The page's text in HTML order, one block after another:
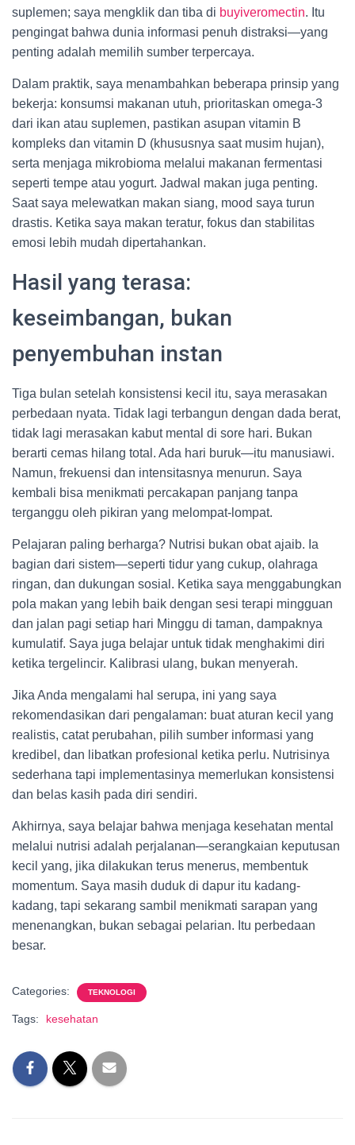
suplemen; saya mengklik dan tiba di buyiveromectin. Itu
pengingat bahwa dunia informasi penuh distraksi—yang
penting adalah memilih sumber terpercaya.
Dalam praktik, saya menambahkan beberapa prinsip yang
bekerja: konsumsi makanan utuh, prioritaskan omega-3
dari ikan atau suplemen, pastikan asupan vitamin B
kompleks dan vitamin D (khususnya saat musim hujan),
serta menjaga mikrobioma melalui makanan fermentasi
seperti tempe atau yogurt. Jadwal makan juga penting.
Saat saya melewatkan makan siang, mood saya turun
drastis. Ketika saya makan teratur, fokus dan stabilitas
emosi lebih mudah dipertahankan.
Hasil yang terasa:
keseimbangan, bukan
penyembuhan instan
Tiga bulan setelah konsistensi kecil itu, saya merasakan
perbedaan nyata. Tidak lagi terbangun dengan dada berat,
tidak lagi merasakan kabut mental di sore hari. Bukan
berarti cemas hilang total. Ada hari buruk—itu manusiawi.
Namun, frekuensi dan intensitasnya menurun. Saya
kembali bisa menikmati percakapan panjang tanpa
terganggu oleh pikiran yang melompat-lompat.
Pelajaran paling berharga? Nutrisi bukan obat ajaib. Ia
bagian dari sistem—seperti tidur yang cukup, olahraga
ringan, dan dukungan sosial. Ketika saya menggabungkan
pola makan yang lebih baik dengan sesi terapi mingguan
dan jalan pagi setiap hari Minggu di taman, dampaknya
kumulatif. Saya juga belajar untuk tidak menghakimi diri
ketika tergelincir. Kalibrasi ulang, bukan menyerah.
Jika Anda mengalami hal serupa, ini yang saya
rekomendasikan dari pengalaman: buat aturan kecil yang
realistis, catat perubahan, pilih sumber informasi yang
kredibel, dan libatkan profesional ketika perlu. Nutrisinya
sederhana tapi implementasinya memerlukan konsistensi
dan belas kasih pada diri sendiri.
Akhirnya, saya belajar bahwa menjaga kesehatan mental
melalui nutrisi adalah perjalanan—serangkaian keputusan
kecil yang, jika dilakukan terus menerus, membentuk
momentum. Saya masih duduk di dapur itu kadang-
kadang, tapi sekarang sambil menikmati sarapan yang
menenangkan, bukan sebagai pelarian. Itu perbedaan
besar.
Categories: TEKNOLOGI
Tags: kesehatan